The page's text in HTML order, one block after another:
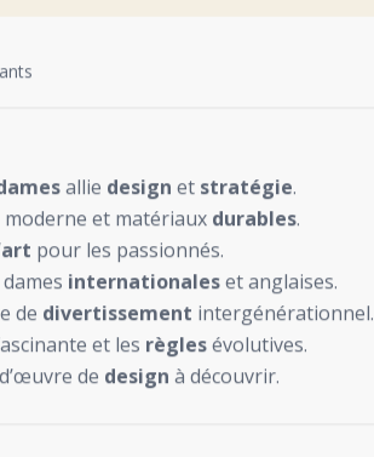
allie design et stratégie.
moderne et matériaux durables.
art pour les passionnés.
internationaleset anglaises.
de divertissement intergénérationnel.
et les règlesévolutives.
de design à découvrir.